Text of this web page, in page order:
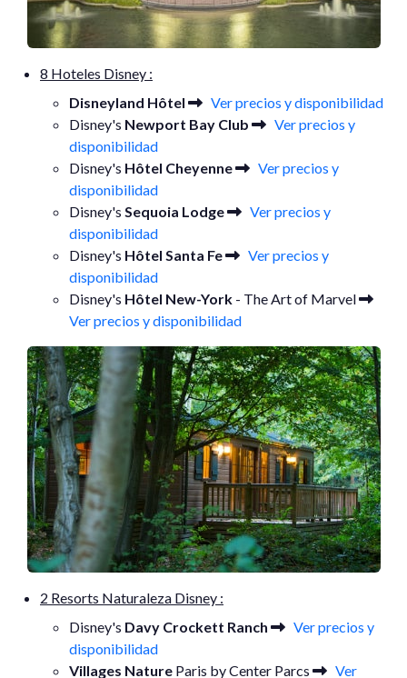
8 Hoteles Disney :
Disneyland Hôtel
Ver precios y disponibilidad
Disney's Newport Bay Club
Ver precios y
disponibilidad
Disney's Hôtel Cheyenne
Ver precios y
disponibilidad
Disney's Sequoia Lodge
Ver precios y
disponibilidad
Disney's Hôtel Santa Fe
Ver precios y
disponibilidad
Disney's Hôtel New-York - The Art of Marvel
Ver precios y disponibilidad
2 Resorts Naturaleza Disney :
Disney's Davy Crockett Ranch
Ver precios y
disponibilidad
Villages Nature Paris by Center Parcs Ver